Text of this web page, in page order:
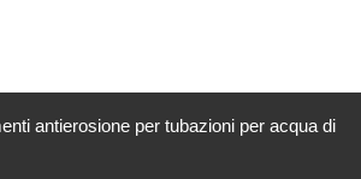
antierosione per tubazioni per acqua di